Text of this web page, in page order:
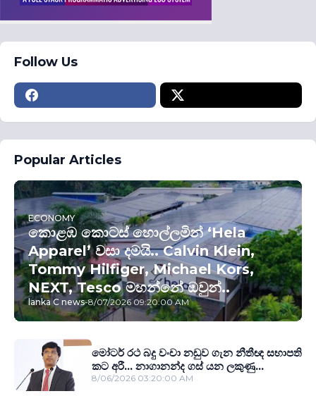
Follow Us
Popular Articles
ECONOMY
කොළඹ කොටස් හොල්ලමින් ‘Hela
Apparel’ වසා දමයි.. Calvin Klein,
Tommy Hilfiger, Michael Kors,
NEXT, Tesco මහන්නේ ඔවුන්..
lanka C news-8/07/2026 09:20:00 AM
මෝටර් රථ බදු වංචා නඩුව ගැන නීතීඥ සභාපති
කට අරී... නාගානන්ද ගස් යන ලකුණු...
8/06/2026 03:20:00 AM